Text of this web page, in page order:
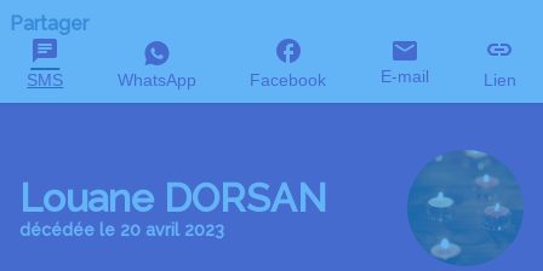
Partager
SMS WhatsApp Facebook E-mail Lien
Louane DORSAN
décédée le 20 avril 2023